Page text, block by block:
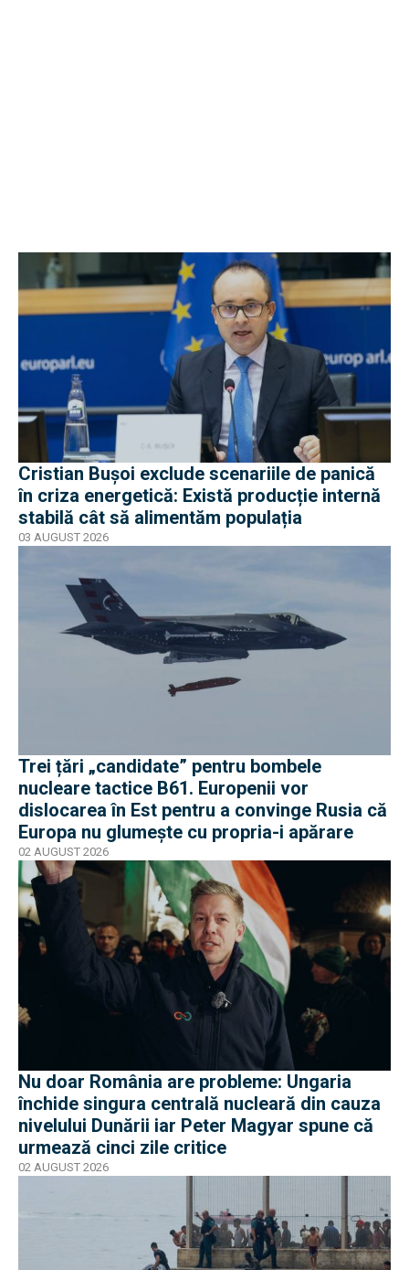
Cristian Bușoi exclude scenariile de panică
în criza energetică: Există producție internă
stabilă cât să alimentăm populația
03 AUGUST 2026
Trei țări „candidate” pentru bombele
nucleare tactice B61. Europenii vor
dislocarea în Est pentru a convinge Rusia că
Europa nu glumește cu propria-i apărare
02 AUGUST 2026
Nu doar România are probleme: Ungaria
închide singura centrală nucleară din cauza
nivelului Dunării iar Peter Magyar spune că
urmează cinci zile critice
02 AUGUST 2026